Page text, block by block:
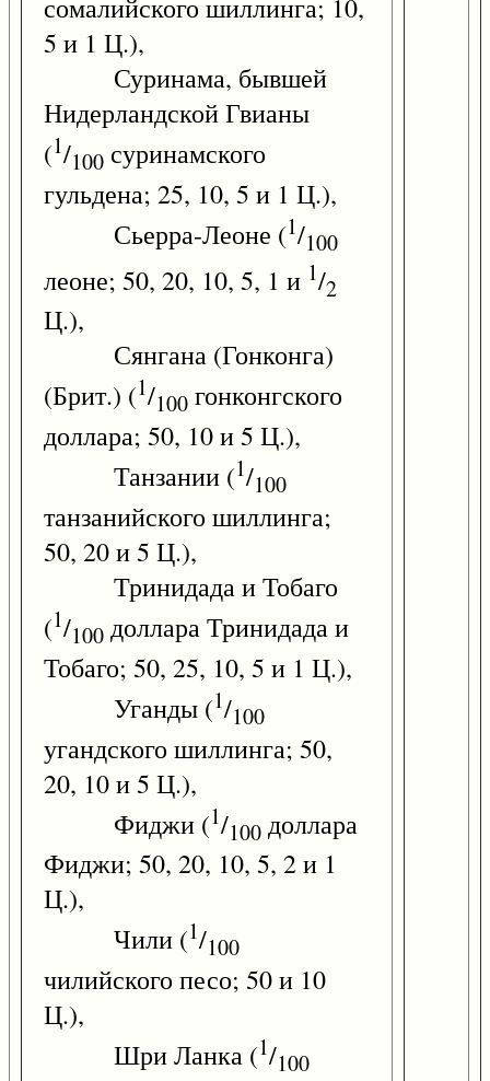
сомалийского шиллинга; 10,
5 и 1 Ц.),
Суринама, бывшей
Нидерландской Гвианы
(1/100 суринамского
гульдена; 25, 10, 5 и 1 Ц.),
Сьерра-Леоне (1/100
леоне; 50, 20, 10, 5, 1 и 1/2
Ц.),
Сянгана (Гонконга)
(Брит.) (1/100 гонконгского
доллара; 50, 10 и 5 Ц.),
Танзании (1/100
танзанийского шиллинга;
50, 20 и 5 Ц.),
Тринидада и Тобаго
(1/100 доллара Тринидада и
Тобаго; 50, 25, 10, 5 и 1 Ц.),
Уганды (1/100
угандского шиллинга; 50,
20, 10 и 5 Ц.),
Фиджи (1/100 доллара
Фиджи; 50, 20, 10, 5, 2 и 1
Ц.),
Чили (1/100
чилийского песо; 50 и 10
Ц.),
Шри Ланка (1/100